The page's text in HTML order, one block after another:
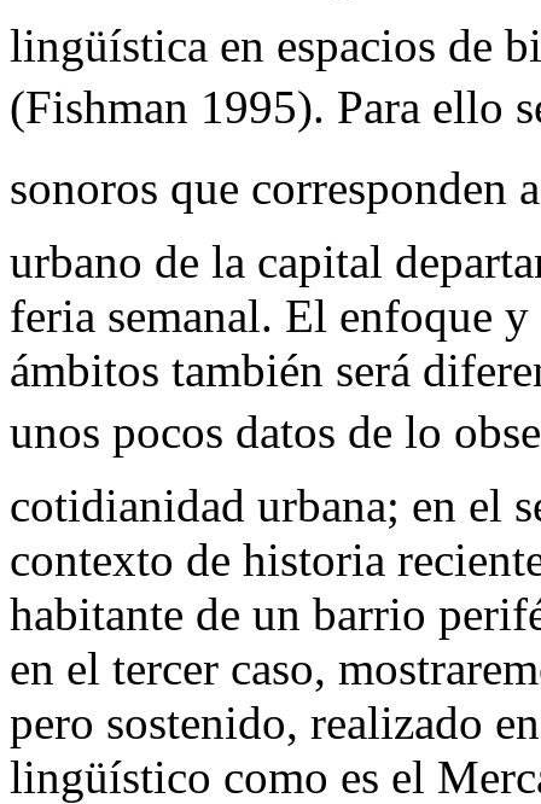
lingüística en espacios de
(Fishman 1995). Para ello
sonoros que
urbano de la capital
feria semanal. El enfoque y
ámbitos también será
unos pocos datos de lo
cotidianidad urbana; en el
contexto de historia
habitante de un barrio
en el tercer caso,
pero sostenido, realizado
lingüístico como es el